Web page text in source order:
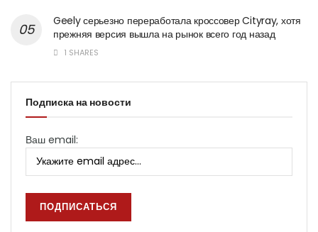
Geely серьезно переработала кроссовер Cityray, хотя
прежняя версия вышла на рынок всего год назад
1 SHARES
Подписка на новости
Ваш email: